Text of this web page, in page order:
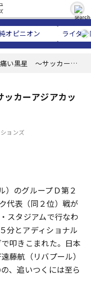
オピニオン ライタ
い黒星 ～サッカーア
カーアジアカッ
ョンズ
）のグループＤ第２
代表（同２位）戦が
スタジアムで行なわ
分とアディショナル
叩きこまれた。日本
藤航（リバプール）
、追いつくには至ら